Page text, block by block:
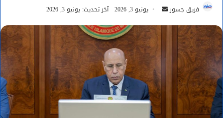
فريق جسور
أرسل
إلكترونيا
يونيو 3, 2026 آخر تحديث: يونيو 3, 2026